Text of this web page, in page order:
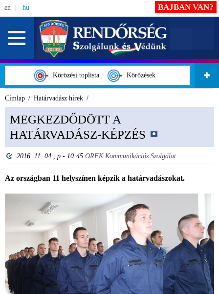
en hu
Körözési toplista Körözések
BAJBAN VAN?
Címlap Határvadász hírek
MEGKEZDŐDÖTT A
HATÁRVADÁSZ-KÉPZÉS
2016. 11. 04., p - 10:45 ORFK Kommunikációs Szolgálat
Az országban 11 helyszínen képzik a határvadászokat.